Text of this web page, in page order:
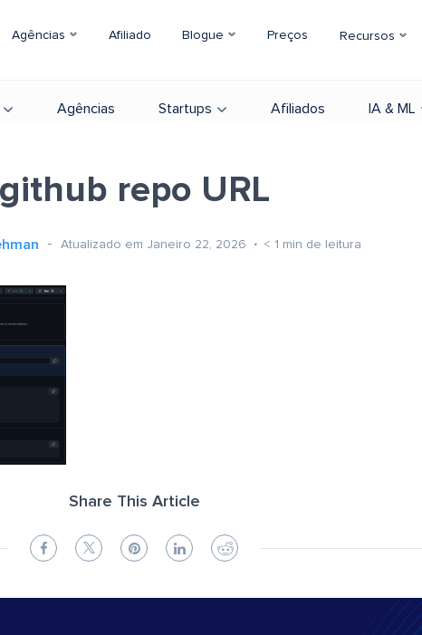
Agências Afiliado Blogue Preços Recursos
Agências Startups Afiliados IA & ML
github repo URL
Atualizado em Janeiro 22, 2026 < 1 min de leitura
Share This Article